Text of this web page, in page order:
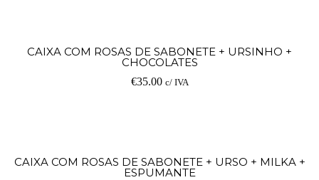
CAIXA COM ROSAS DE SABONETE + URSINHO +
CHOCOLATES
€35.00 c/ IVA
CAIXA COM ROSAS DE SABONETE + URSO + MILKA +
ESPUMANTE